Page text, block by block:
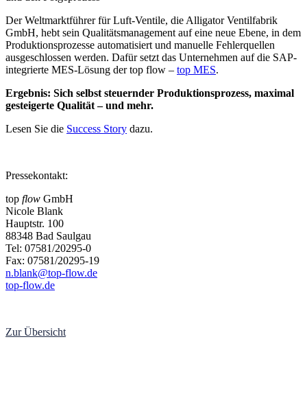
Der Weltmarktführer für Luft-Ventile, die Alligator Ventilfabrik
GmbH, hebt sein Qualitätsmanagement auf eine neue Ebene, in dem
Produktionsprozesse automatisiert und manuelle Fehlerquellen
ausgeschlossen werden. Dafür setzt das Unternehmen auf die SAP-
integrierte MES-Lösung der top flow – top MES.
Ergebnis: Sich selbst steuernder Produktionsprozess, maximal
gesteigerte Qualität – und mehr.
Lesen Sie die Success Story dazu.
Pressekontakt:
top flow GmbH
Nicole Blank
Hauptstr. 100
88348 Bad Saulgau
Tel: 07581/20295-0
Fax: 07581/20295-19
n.blank@top-flow.de
top-flow.de
Zur Übersicht